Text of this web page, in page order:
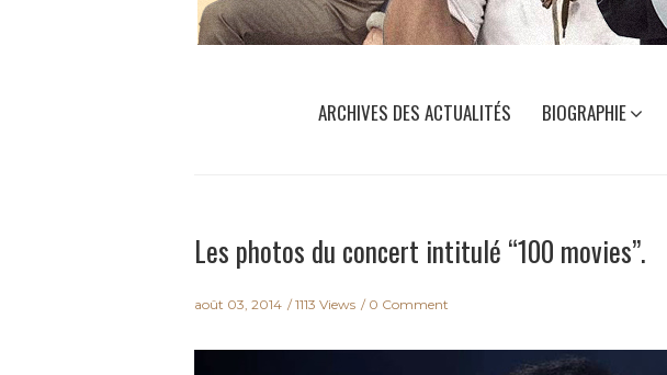
ARCHIVES DES ACTUALITÉS BIOGRAPHIE
Les photos du concert intitulé “100 movies”.
août 03, 2014 1113 Views 0 Comment